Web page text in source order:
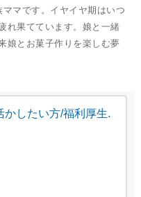
マです。イヤイヤ期はいつ
れ果てています。娘と一緒
娘とお菓子作りを楽しむ夢
かしたい方/福利厚生.